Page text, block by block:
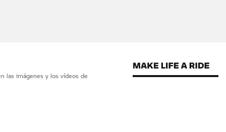
las imágenes y los vídeos de